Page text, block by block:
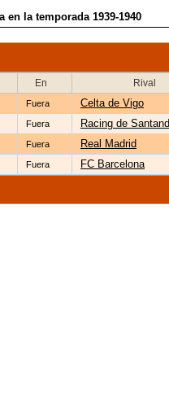
la temporada 1939-1940
En Rival
Fuera Celta de Vigo
Fuera Racing de
Fuera Real Madrid
Fuera FC Barcelona